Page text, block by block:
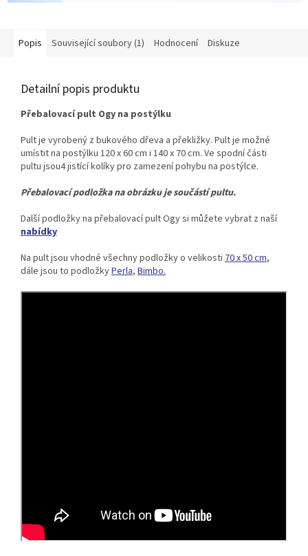
Popis Související soubory (1) Hodnocení Diskuze
Detailní popis produktu
Přebalovací pult Ogy na postýlku
Pult je vyrobený z bukového dřeva a překližky. Pult je možné
umístit na postýlku 120 x 60 cm i 140 x 70 cm. Ve spodní části
pultu jsou4 jistící kolíky pro zamezení pohybu na postýlce.
Přebalovací podložka na obrázku je součástí pultu.
Další podložky na přebalovací pult Ogy si můžete vybrat z naší
nabídky
Na pult jsou vhodné všechny podložky o velikosti 70 x 50 cm,
dále jsou to podložkyPerla, Bimbo.